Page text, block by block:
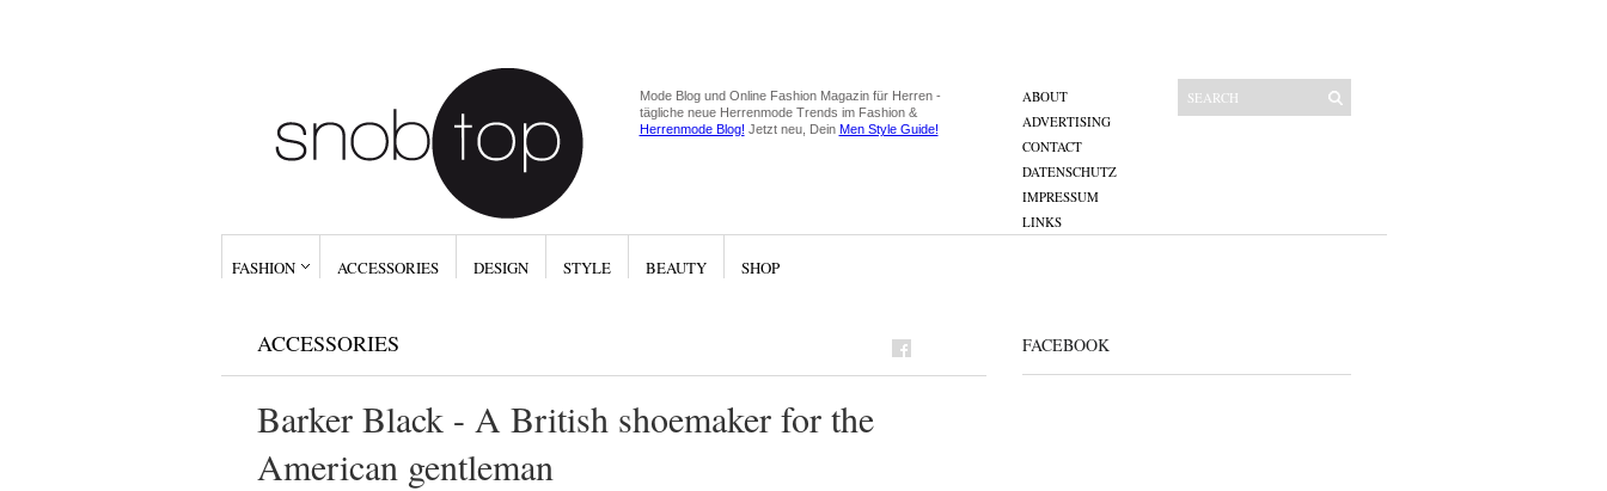
Mode Blog und Online Fashion Magazin für Herren -
tägliche neue Herrenmode Trends im Fashion &
Herrenmode Blog! Jetzt neu, Dein Men Style Guide!
ABOUT
ADVERTISING
CONTACT
DATENSCHUTZ
IMPRESSUM
LINKS
FASHION ACCESSORIES DESIGN STYLE BEAUTY SHOP
ACCESSORIES
Barker Black - A British shoemaker for the
American gentleman
FACEBOOK